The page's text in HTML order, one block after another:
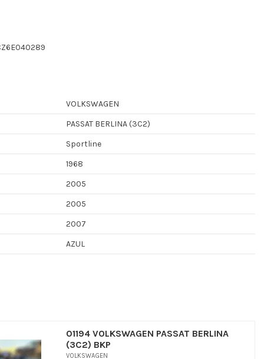
VOLKSWAGEN
PASSAT BERLINA (3C2)
Sportline
1968
2005
2005
2007
AZUL
01194 VOLKSWAGEN PASSAT BERLINA
(3C2) BKP
VOLKSWAGEN